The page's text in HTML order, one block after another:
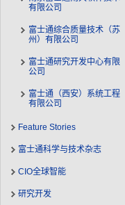
有限公司
富士通综合质量技术（苏
州）有限公司
富士通研究开发中心有限
公司
富士通（西安）系统工程
有限公司
Feature Stories
富士通科学与技术杂志
CIO全球智能
研究开发